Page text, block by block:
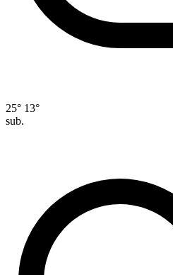
25° 13°
sub.